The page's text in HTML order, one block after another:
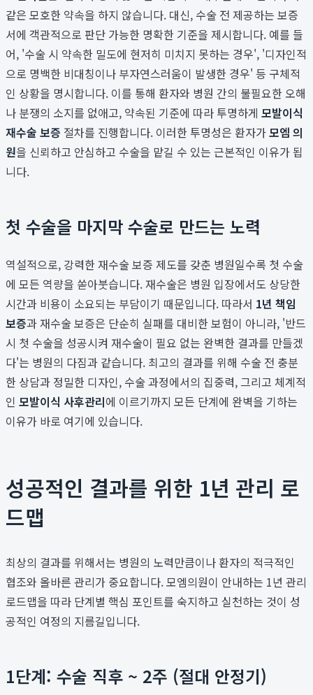
같은 모호한 약속을 하지 않습니다. 대신, 수술 전 제공하는 보증
서에 객관적으로 판단 가능한 명확한 기준을 제시합니다. 예를 들
어, '수술 시 약속한 밀도에 현저히 미치지 못하는 경우', '디자인적
으로 명백한 비대칭이나 부자연스러움이 발생한 경우' 등 구체적
인 상황을 명시합니다. 이를 통해 환자와 병원 간의 불필요한 오해
나 분쟁의 소지를 없애고, 약속된 기준에 따라 투명하게 모발이식
재수술 보증 절차를 진행합니다. 이러한 투명성은 환자가모엠 의
원을 신뢰하고 안심하고 수술을 맡길 수 있는 근본적인 이유가 됩
니다.
첫 수술을 마지막 수술로 만드는 노력
역설적으로, 강력한 재수술 보증 제도를 갖춘 병원일수록 첫 수술
에 모든 역량을 쏟아붓습니다. 재수술은 병원 입장에서도 상당한
시간과 비용이 소요되는 부담이기 때문입니다. 따라서 1년 책임
보증과 재수술 보증은 단순히 실패를 대비한 보험이 아니라, '반드
시 첫 수술을 성공시켜 재수술이 필요 없는 완벽한 결과를 만들겠
다'는 병원의 다짐과 같습니다. 최고의 결과를 위해 수술 전 충분
한 상담과 정밀한 디자인, 수술 과정에서의 집중력, 그리고 체계적
인 모발이식 사후관리에 이르기까지 모든 단계에 완벽을 기하는
이유가 바로 여기에 있습니다.
성공적인 결과를 위한 1년 관리 로
드맵
최상의 결과를 위해서는 병원의 노력만큼이나 환자의 적극적인
협조와 올바른 관리가 중요합니다. 모엠의원이 안내하는 1년 관리
로드맵을 따라 단계별 핵심 포인트를 숙지하고 실천하는 것이 성
공적인 여정의 지름길입니다.
1단계: 수술 직후 ~ 2주 (절대 안정기)